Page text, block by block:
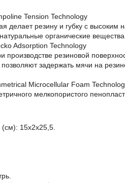
Tension Technology
делает резину и губку с
органические вещества.
Adsorption Technology
производстве резиновой
позволяют задержать мячи на
Microcellular Foam
мелкопористого
15х2х25,5.